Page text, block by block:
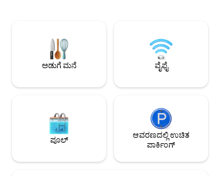
ಹಾಸಿಗೆ (Auping). ರೆಫ್ರಿಜರೇಟರ್, ಮೈಕ್ರೊವೇವ್,
ಇಂಡಕ್ಷನ್ ಹಾಬ್, ವಾಟರ್ ಕುಕ್ಕರ್ ಮತ್ತು ನೆಸ್ಪ್ರೆಸೊ
ಯಂತ್ರವನ್ನು ಹೊಂದಿರುವ ಅಡುಗೆಮನೆ.
ವಾಸ್ತವ್ಯವನ್ನು
ಹೋಸ್ಟ್‌ಗಳೊಂದಿಗೆ
ಅಡುಗೆ ಮನೆ ವೈಫೈ
ಪೂಲ್
ಆವರಣದಲ್ಲಿ ಉಚಿತ
ಪಾರ್ಕಿಂಗ್